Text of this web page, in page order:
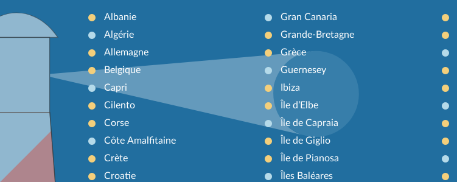
Albanie
Algérie
Allemagne
Belgique
Capri
Cilento
Corse
Côte Amalfitaine
Crète
Croatie
Gran Canaria
Grande-Bretagne
Grèce
Guernesey
Ibiza
Île d’Elbe
Île de Capraia
Île de Giglio
Île de Pianosa
Îles Baléares